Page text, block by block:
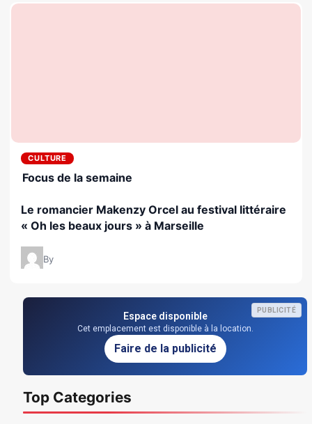
CULTURE
Focus de la semaine
Le romancier Makenzy Orcel au festival littéraire
« Oh les beaux jours » à Marseille
By
PUBLICITÉ
Espace disponible
Cet emplacement est disponible à la location.
Faire de la publicité
Top Categories